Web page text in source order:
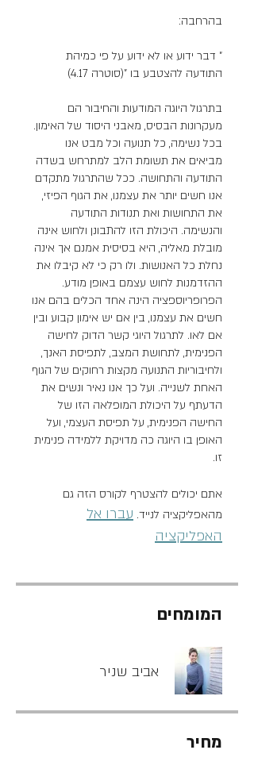
" דבר ידוע או לא ידוע על פי כמיהת
בתרגול היוגה המודעות והחיבור הם
מעקרונות הבסיס, מאבני היסוד של האימון.
בכל נשימה, כל תנועה וכל מבט אנו
מביאים את תשומת הלב למתרחש בשדה
התודעה והתחושה. ככל שהתרגול מתקדם
אנו חשים יותר את עצמנו, את הגוף הפיזי,
את התחושות ואת תנודות התודעה
והנשימה. היכולת הזו להתבונן ולחוש אינה
מובלת מאליה, היא בסיסית אמנם אך אינה
נחלת כל האנושות. ולו רק כי לא קיבלו את
ההזדמנות לחוש עצמם באופן מודע.
הפרופריוספציה הינה אחד הכלים בהם אנו
חשים את עצמנו, בין אם יש אימון קבוע ובין
אם לאו. לתרגול היוגי קשר הדוק לחישה
הפנימית, לתחושת המצב, לתפיסת האנך,
ולחיבוריות התנועה מקצות רחוקים של הגוף
האחת לשנייה. ועל כך אנו נאיר ונשים את
הדעתף על היכולת המופלאה הזו של
החישה הפנימית, על תפיסת העצמי, ועל
האופן בו היוגה כה מדויקת ללמידה פנימית
זו.
אתם יכולים להצטרף לקורס הזה גם
מהאפליקציה לנייד. עברו אל
האפליקציה
המומחים
אביב שניר
מחיר